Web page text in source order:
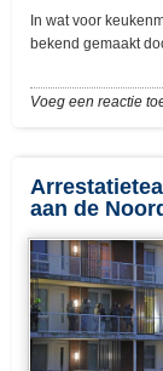
In wat voor
bekend gemaakt
Voeg een reactie
aan de